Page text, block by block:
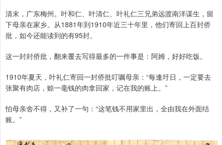
清末，广东梅州。叶和仁、叶清仁、叶礼仁三兄弟远渡南洋谋生，留
下母亲在家乡。从1881年到1910年近三十年里，他们寄回上百封侨
批，如今还能读到的有95封。
这一封封侨批，翻来覆去写得最多的一件事是：阿姆，好好吃饭。
1910年夏天，叶礼仁寄回一封侨批叮嘱母亲：“每逢圩日，一定要去
张聚有肉店，赊一毫钱的肉拿回家，记在我的账上。”
怕母亲舍不得，又补了一句：“这笔钱不用家里出，全由我在外面结
账。”